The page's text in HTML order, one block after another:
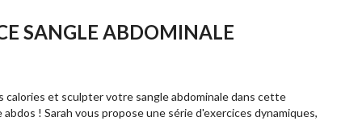
SANGLE ABDOMINALE
calories et sculpter votre sangle abdominale dans cette
! Sarah vous propose une série d'exercices dynamiques,